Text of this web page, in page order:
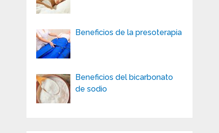
Beneficios de la presoterapia
Beneficios del bicarbonato
de sodio